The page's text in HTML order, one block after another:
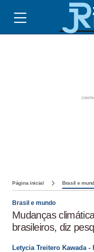
Página inicial Brasil e
Brasil e mundo
Mudanças
brasileiros, diz
Letycia Treitero Kawada -